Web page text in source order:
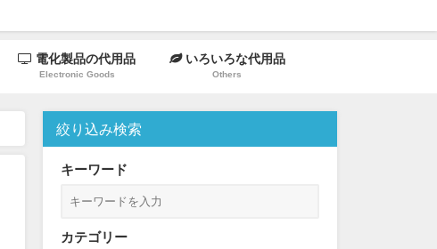
電化製品の代用品
Electronic Goods
いろいろな代用品
Others
絞り込み検索
キーワード
カテゴリー